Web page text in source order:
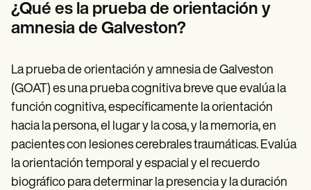
¿Qué es la prueba de orientación y
amnesia de Galveston?
La prueba de orientación y amnesia de Galveston
(GOAT) es una prueba cognitiva breve que evalúa la
función cognitiva, específicamente la orientación
hacia la persona, el lugar y la cosa, y la memoria, en
pacientes con lesiones cerebrales traumáticas. Evalúa
la orientación temporal y espacial y el recuerdo
biográfico para determinar la presencia y la duración